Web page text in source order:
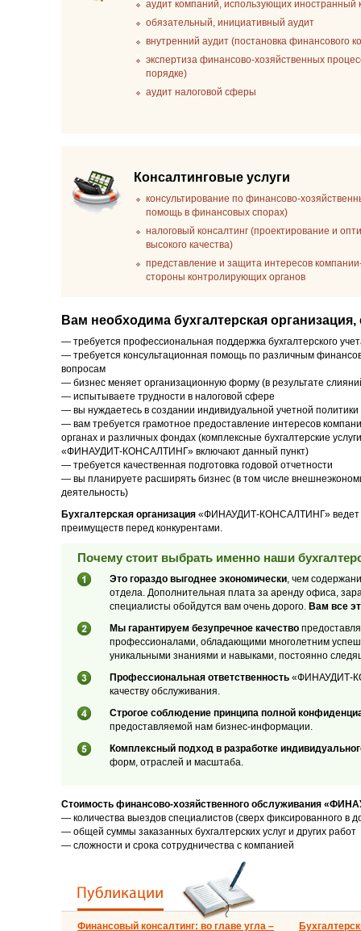
аудит компаний, использующих иностранный
обязательный, инициативный аудит
внутренний аудит (постановка финансового
экспертиза финансово-хозяйственных
порядке)
аудит налоговой сферы
Консалтинговые услуги
консультирование по финансово-
помощь в финансовых спорах)
налоговый консалтинг (проектирование и
высокого качества)
представление и защита интересов
стороны контролирующих органов
Вам необходима бухгалтерская организация,
— требуется профессиональная поддержка бухгалтерского
— требуется консультационная помощь по различным
вопросам
— бизнес меняет организационную форму (в результате
— испытываете трудности в налоговой сфере
— вы нуждаетесь в создании индивидуальной учетной политики
— вам требуется грамотное предоставление интересов
органах и различных фондах (комплексные бухгалтерские услуги
«ФИНАУДИТ-КОНСАЛТИНГ» включают данный пункт)
— требуется качественная подготовка годовой отчетности
— вы планируете расширять бизнес (в том числе
деятельность)
Бухгалтерская организация «ФИНАУДИТ-КОНСАЛТИНГ» ведет
преимуществ перед конкурентами.
Почему стоит выбрать именно наши
Это гораздо выгоднее экономически, чем
отдела. Дополнительная плата за аренду офиса,
специалисты обойдутся вам очень дорого. Вам все
Мы гарантируем безупречное качество
профессионалами, обладающими многолетним
уникальными знаниями и навыками, постоянно
Профессиональная ответственность «ФИНАУДИТ-
качеству обслуживания.
Строгое соблюдение принципа полной
предоставляемой нам бизнес-информации.
Комплексный подход в разработке
форм, отраслей и масштаба.
Стоимость финансово-хозяйственного обслуживания
— количества выездов специалистов (сверх фиксированного в
— общей суммы заказанных бухгалтерских услуг и других работ
— сложности и срока сотрудничества с компанией
Финансовый консалтинг: во главе угла –